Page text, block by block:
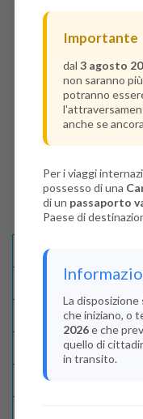
Importante
dal 3 agosto
non saranno
potranno
anche se
Per i viaggi
possesso di una
di un passaporto
Paese di
La disposizione
che iniziano, o
2026e che
quello di
in transito.